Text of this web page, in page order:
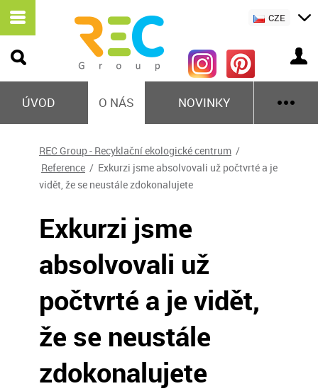
ÚVOD O NÁS NOVINKY
CZE
REC Group - Recyklační ekologické centrum /
Reference / Exkurzi jsme absolvovali už počtvrté a je
vidět, že se neustále zdokonalujete
Exkurzi jsme
absolvovali už
počtvrté a je vidět,
že se neustále
zdokonalujete